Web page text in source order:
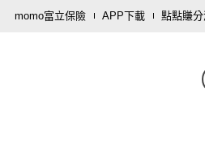
momo富立保險 APP下載 點點賺分